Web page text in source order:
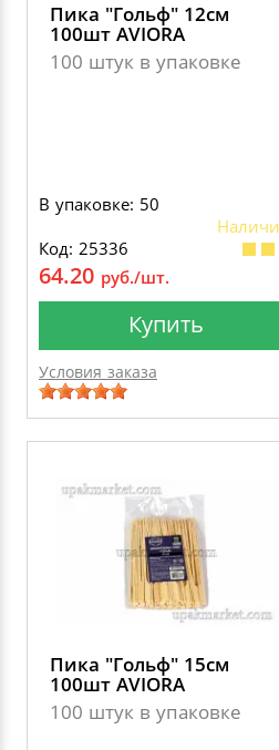
Пика "Гольф" 12см
100шт AVIORA
100 штук в упаковке
В упаковке: 50
Код: 25336
64.20 руб./шт.
Купить
Условия заказа
Пика "Гольф" 15см
100шт AVIORA
100 штук в упаковке